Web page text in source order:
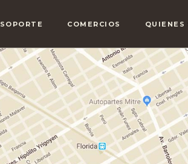
SOPORTE COMERCIOS QUIENES